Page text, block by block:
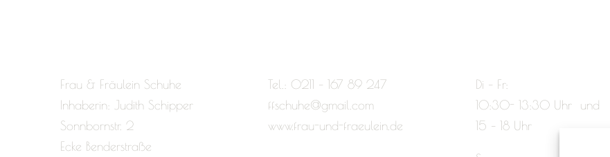
Frau & Fräulein Schuhe
Inhaberin: Judith Schipper
Sonnbornstr. 2
Ecke Benderstraße
Tel.: 0211 – 167 89 247
ffschuhe@gmail.com
www.frau-und-fraeulein.de
Di – Fr:
10:30- 13:30 Uhr und
15 – 18 Uhr